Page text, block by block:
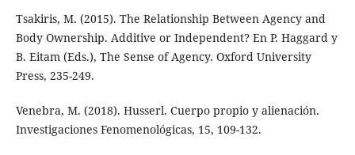
Tsakiris, M. (2015). The Relationship Between Agency and
Body Ownership. Additive or Independent? En P. Haggard y
B. Eitam (Eds.), The Sense of Agency. Oxford University
Press, 235-249.
Venebra, M. (2018). Husserl. Cuerpo propio y alienación.
Investigaciones Fenomenológicas, 15, 109-132.